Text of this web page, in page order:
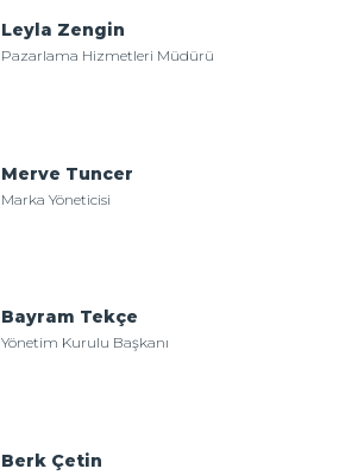
Leyla Zengin
Pazarlama Hizmetleri Müdürü
Merve Tuncer
Marka Yöneticisi
Bayram Tekçe
Yönetim Kurulu Başkanı
Berk Çetin